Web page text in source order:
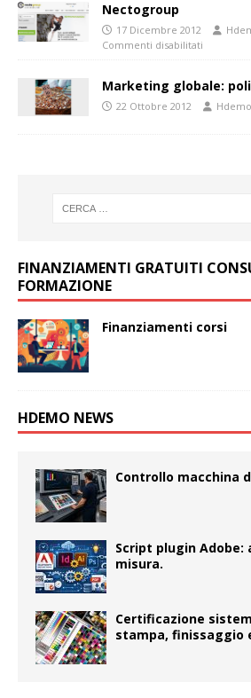
Nectogroup
17 Dicembre 2012
Commenti disabilitati
Marketing globale:
22 Ottobre 2012
FINANZIAMENTI GRATUITI
FORMAZIONE
Finanziamenti corsi
HDEMO NEWS
Controllo macchina
Script plugin Adobe:
misura.
Certificazione
stampa, finissaggio